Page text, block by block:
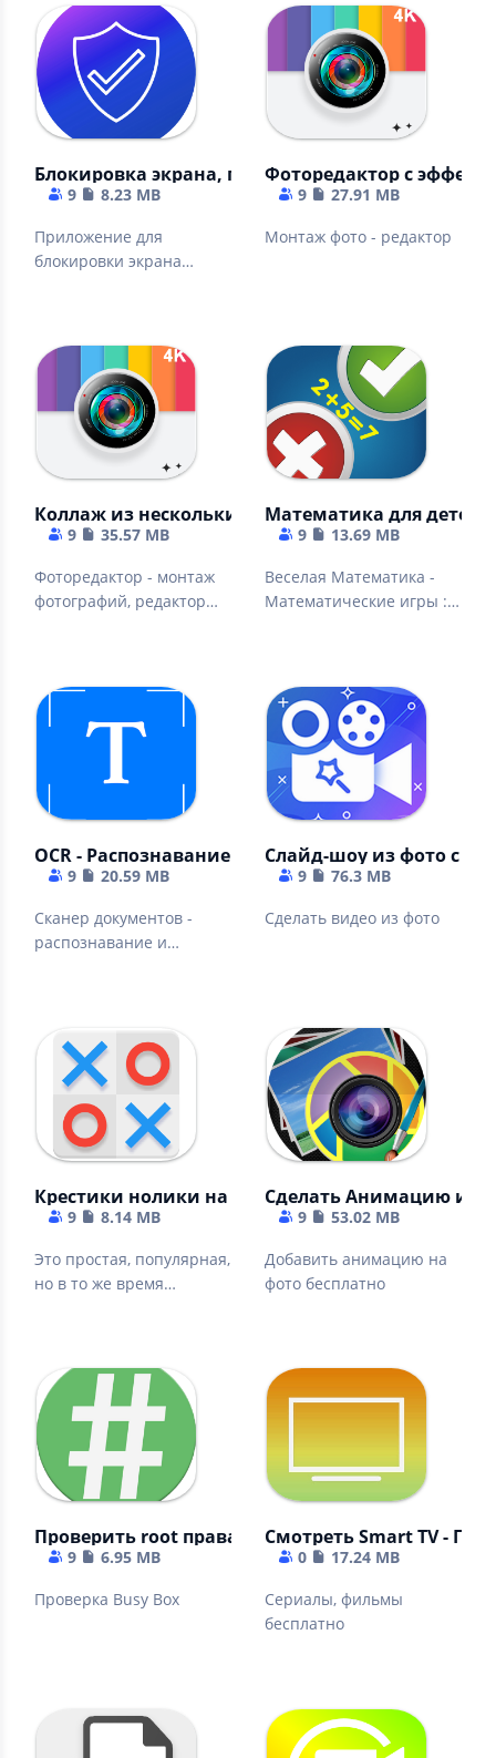
Блокировка экрана, приложений на андроид
9
8.23 MB
Приложение для
блокировки экрана
Фоторедактор с
9
27.91 MB
Монтаж фото - редактор
Коллаж из нескольких фото бесплатно
9
35.57 MB
Фоторедактор - монтаж
фотографий, редактор
Математика для детей
9
13.69 MB
Веселая Математика -
Математические игры :
OCR - Распознавание и перевод текста в ворд,
9
20.59 MB
Сканер документов -
распознавание и
Слайд-шоу из фото с
9
76.3 MB
Сделать видео из фото
Крестики нолики на двоих : бесплатно
9
8.14 MB
Это простая, популярная,
но в то же время
Сделать Анимацию из
9
53.02 MB
Добавить анимацию на
фото бесплатно
Проверить root права для Android
9
6.95 MB
Проверка Busy Box
Смотреть Smart TV -
0
17.24 MB
Сериалы, фильмы
бесплатно